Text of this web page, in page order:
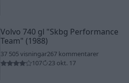
Volvo 740 gl "Skbg Performance
Team" (1988)
37 505 visningar267 kommentarer
107
23 okt. 17